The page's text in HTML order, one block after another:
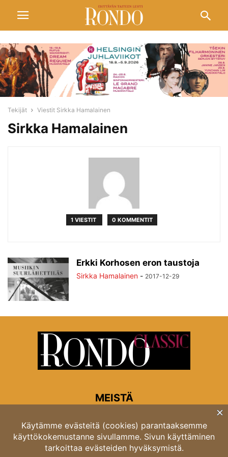
Tekijät Viestit Sirkka Hamalainen
Sirkka Hamalainen
1 VIESTIT 0 KOMMENTIT
Erkki Korhosen eron taustoja
Sirkka Hamalainen - 2017-12-29
MEISTÄ
Rondon toimitus
Opastinsilta 6A 00520 Helsinki
Asiakaspalvelu: puh. 03 4246 5318
asiakaspalvelu@rondo.fi